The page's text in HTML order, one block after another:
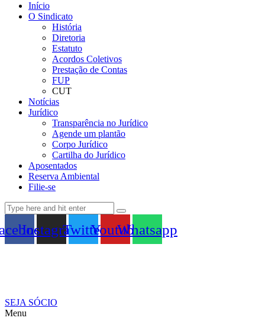
Início
O Sindicato
História
Diretoria
Estatuto
Acordos Coletivos
Prestação de Contas
FUP
CUT
Notícias
Jurídico
Transparência no Jurídico
Agende um plantão
Corpo Jurídico
Cartilha do Jurídico
Aposentados
Reserva Ambiental
Filie-se
InstagramTwitterYoutubeWhatsapp
SEJA SÓCIO
Menu